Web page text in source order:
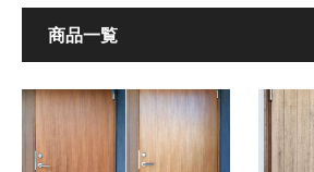
商品一覧